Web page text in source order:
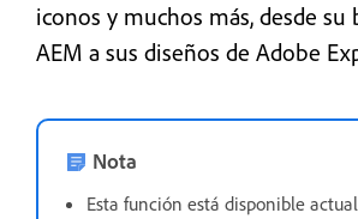
iconos y muchos más, desde su
AEM a sus diseños de Adobe
Nota
Esta función está disponible